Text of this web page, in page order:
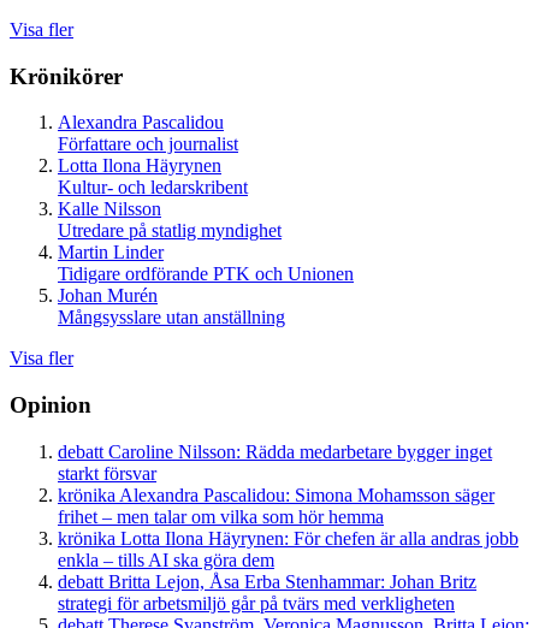
Visa fler
Krönikörer
Alexandra Pascalidou
Författare och journalist
Lotta Ilona Häyrynen
Kultur- och ledarskribent
Kalle Nilsson
Utredare på statlig myndighet
Martin Linder
Tidigare ordförande PTK och Unionen
Johan Murén
Mångsysslare utan anställning
Visa fler
Opinion
debatt Caroline Nilsson: Rädda medarbetare bygger inget
starkt försvar
krönika Alexandra Pascalidou: Simona Mohamsson säger
frihet – men talar om vilka som hör hemma
krönika Lotta Ilona Häyrynen: För chefen är alla andras jobb
enkla – tills AI ska göra dem
debatt Britta Lejon, Åsa Erba Stenhammar: Johan Britz
strategi för arbetsmiljö går på tvärs med verkligheten